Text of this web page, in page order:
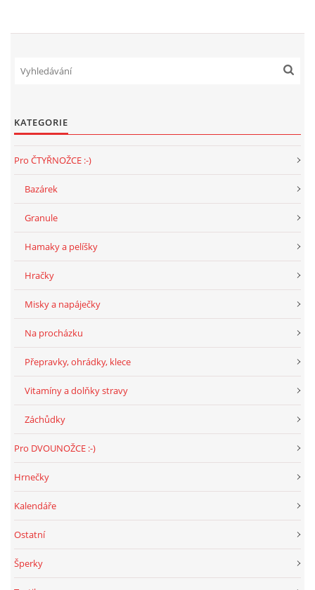
KATEGORIE
Pro ČTYŘNOŽCE :-)
Bazárek
Granule
Hamaky a pelíšky
Hračky
Misky a napáječky
Na procházku
Přepravky, ohrádky, klece
Vitamíny a dolňky stravy
Záchůdky
Pro DVOUNOŽCE :-)
Hrnečky
Kalendáře
Ostatní
Šperky